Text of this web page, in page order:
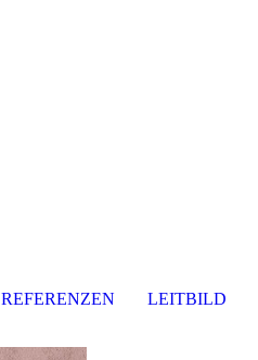
REFERENZEN LEITBILD